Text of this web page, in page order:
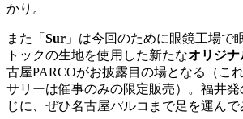
かり。
また「 Sur 」は今回のために眼鏡工場で
トックの生地を使用した新たなオリジナ
古屋PARCOがお披露目の場となる（こ
サリーは催事のみの限定販売）。福井
じに、ぜひ名古屋パルコまで足を運んで